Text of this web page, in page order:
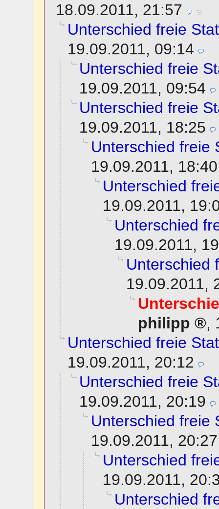
18.09.2011, 21:57
Unterschied freie
19.09.2011, 09:14
Unterschied freie
19.09.2011, 09:54
Unterschied freie
19.09.2011, 18:25
Unterschied freie
19.09.2011, 18:40
Unterschied
19.09.2011,
Unterschied
19.09.2011,
Unterschied
19.09.2011,
philipp
,
Unterschied freie
19.09.2011, 20:12
Unterschied freie
19.09.2011, 20:19
Unterschied freie
19.09.2011, 20:27
Unterschied
19.09.2011,
Unterschied